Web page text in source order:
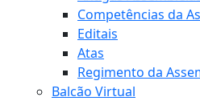
Competências da
Editais
Atas
Regimento da
Balcão Virtual